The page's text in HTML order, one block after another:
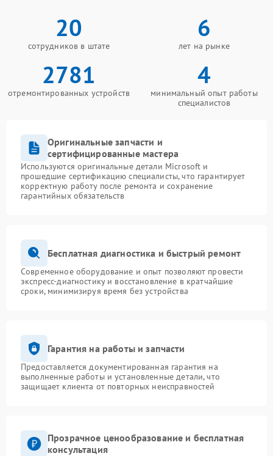
20
сотрудников в штате
6
лет на рынке
2781
отремонтированных устройств
4
минимальный опыт работы
специалистов
Оригинальные запчасти и
сертифицированные мастера
Используются оригинальные детали Microsoft и
прошедшие сертификацию специалисты, что гарантирует
корректную работу после ремонта и сохранение
гарантийных обязательств
Бесплатная диагностика и быстрый ремонт
Современное оборудование и опыт позволяют провести
экспресс-диагностику и восстановление в кратчайшие
сроки, минимизируя время без устройства
Гарантия на работы и запчасти
Предоставляется документированная гарантия на
выполненные работы и установленные детали, что
защищает клиента от повторных неисправностей
Прозрачное ценообразование и бесплатная
консультация